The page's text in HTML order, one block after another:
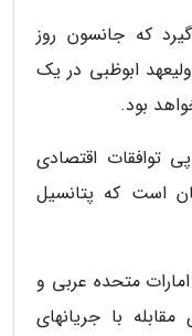
که جانسون روز
ابوظبی در یک
بود.
توافقات اقتصادی
است که پتانسیل
متحده عربی و
با جریانهای